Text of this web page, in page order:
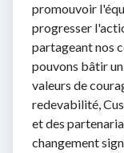
promouvoir
progresser
partageant nos
pouvons bâtir
valeurs de
redevabilité,
et des
changement